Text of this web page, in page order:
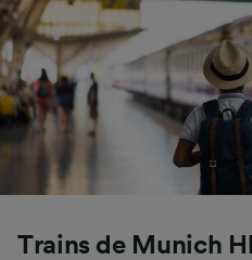
Trains de Munich
Utiliser des données de
précises. Analyser
caractéristiques de
l’identification. Stocker
informations sur un
contenu personnalisés,
performance des
études d’audience et
services.
Liste de nos